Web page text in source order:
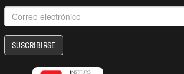
SUSCRIBIRSE